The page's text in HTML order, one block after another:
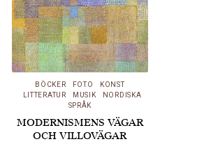
trots att tonsättare
efter honom i stor
utsträckning återgått
till mer…
BÖCKER FOTO
KONST
LITTERATUR
MUSIK
NORDISKA
SPRÅK
MODERNISMENS VÄGAR
OCH VILLOVÄGAR